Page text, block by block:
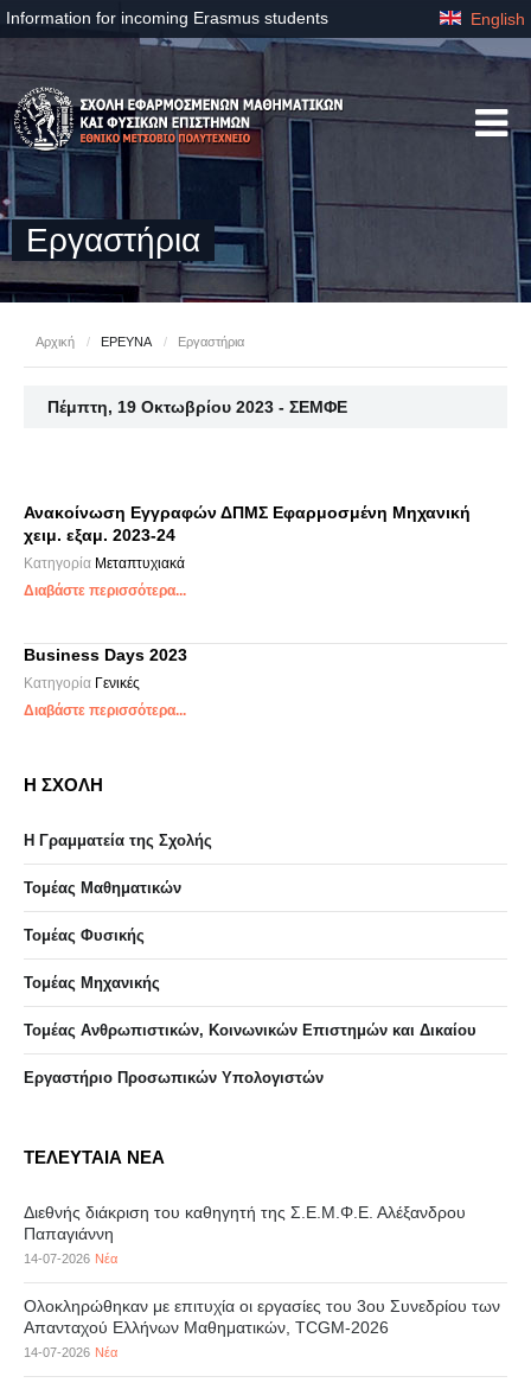
Information for incoming Erasmus students English
Εργαστήρια
Αρχική / ΕΡΕΥΝΑ / Εργαστήρια
Πέμπτη, 19 Οκτωβρίου 2023 - ΣΕΜΦΕ
Ανακοίνωση Εγγραφών ΔΠΜΣ Εφαρμοσμένη Μηχανική
χειμ. εξαμ. 2023-24
Κατηγορία Μεταπτυχιακά
Διαβάστε περισσότερα...
Business Days 2023
Κατηγορία Γενικές
Διαβάστε περισσότερα...
Η ΣΧΟΛΗ
Η Γραμματεία της Σχολής
Τομέας Μαθηματικών
Τομέας Φυσικής
Τομέας Μηχανικής
Τομέας Ανθρωπιστικών, Κοινωνικών Επιστημών και Δικαίου
Eργαστήριo Προσωπικών Υπολογιστών
ΤΕΛΕΥΤΑΙΑ ΝΕΑ
Διεθνής διάκριση του καθηγητή της Σ.Ε.Μ.Φ.Ε. Αλέξανδρου
Παπαγιάννη
14-07-2026 Νέα
Ολοκληρώθηκαν με επιτυχία οι εργασίες του 3ου Συνεδρίου των
Απανταχού Ελλήνων Μαθηματικών, TCGM-2026
14-07-2026 Νέα